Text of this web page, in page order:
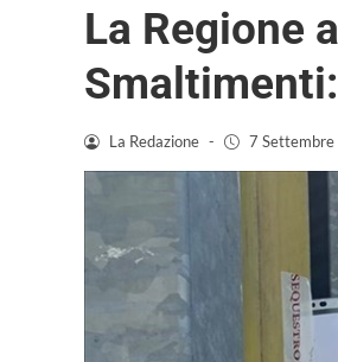
La Regione
La Redazione - 7